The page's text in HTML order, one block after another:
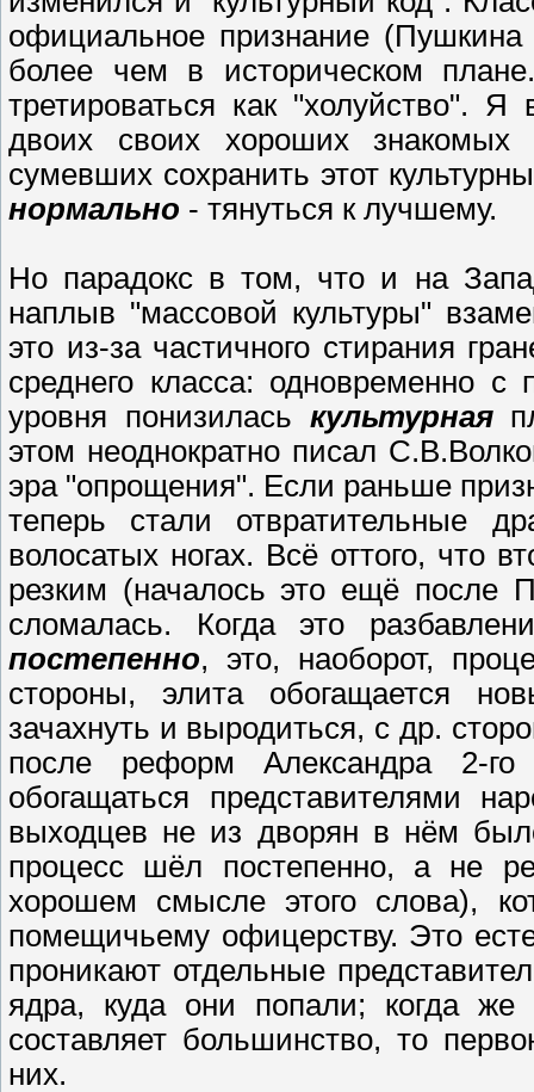
официальное признание
более чем в историческом
третироваться как "холуйство".
двоих своих хороших знакомых
сумевших сохранить этот
нормально - тянуться к лучшему.
Но парадокс в том, что и на
наплыв "массовой культуры"
это из-за частичного стирания
среднего класса: одновременно
уровня понизилась культурная
этом неоднократно писал
эра "опрощения". Если раньше
теперь стали отвратительные
волосатых ногах. Всё оттого, что
резким (началось это ещё после
сломалась. Когда это
постепенно, это, наоборот,
стороны, элита обогащается
зачахнуть и выродиться, с др.
после реформ Александра 2-го
обогащаться представителями
выходцев не из дворян в нём
процесс шёл постепенно, а не
хорошем смысле этого слова),
помещичьему офицерству. Это
проникают отдельные
ядра, куда они попали; когда же
составляет большинство, то
них.